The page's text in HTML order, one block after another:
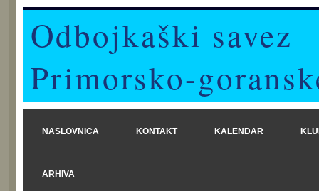
Odbojkaški savez
Primorsko-
NASLOVNICA KONTAKT KALENDAR
ARHIVA